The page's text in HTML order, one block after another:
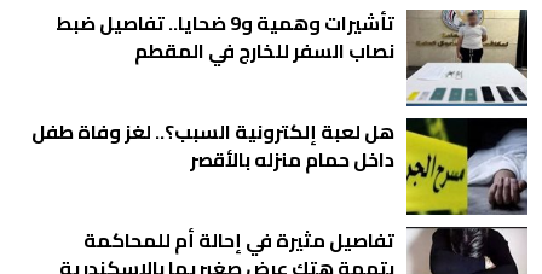
تأشيرات وهمية و9 ضحايا.. تفاصيل ضبط
نصاب السفر للخارج في المقطم
هل لعبة إلكترونية السبب؟.. لغز وفاة طفل
داخل حمام منزله بالأقصر
تفاصيل مثيرة في إحالة أم للمحاكمة